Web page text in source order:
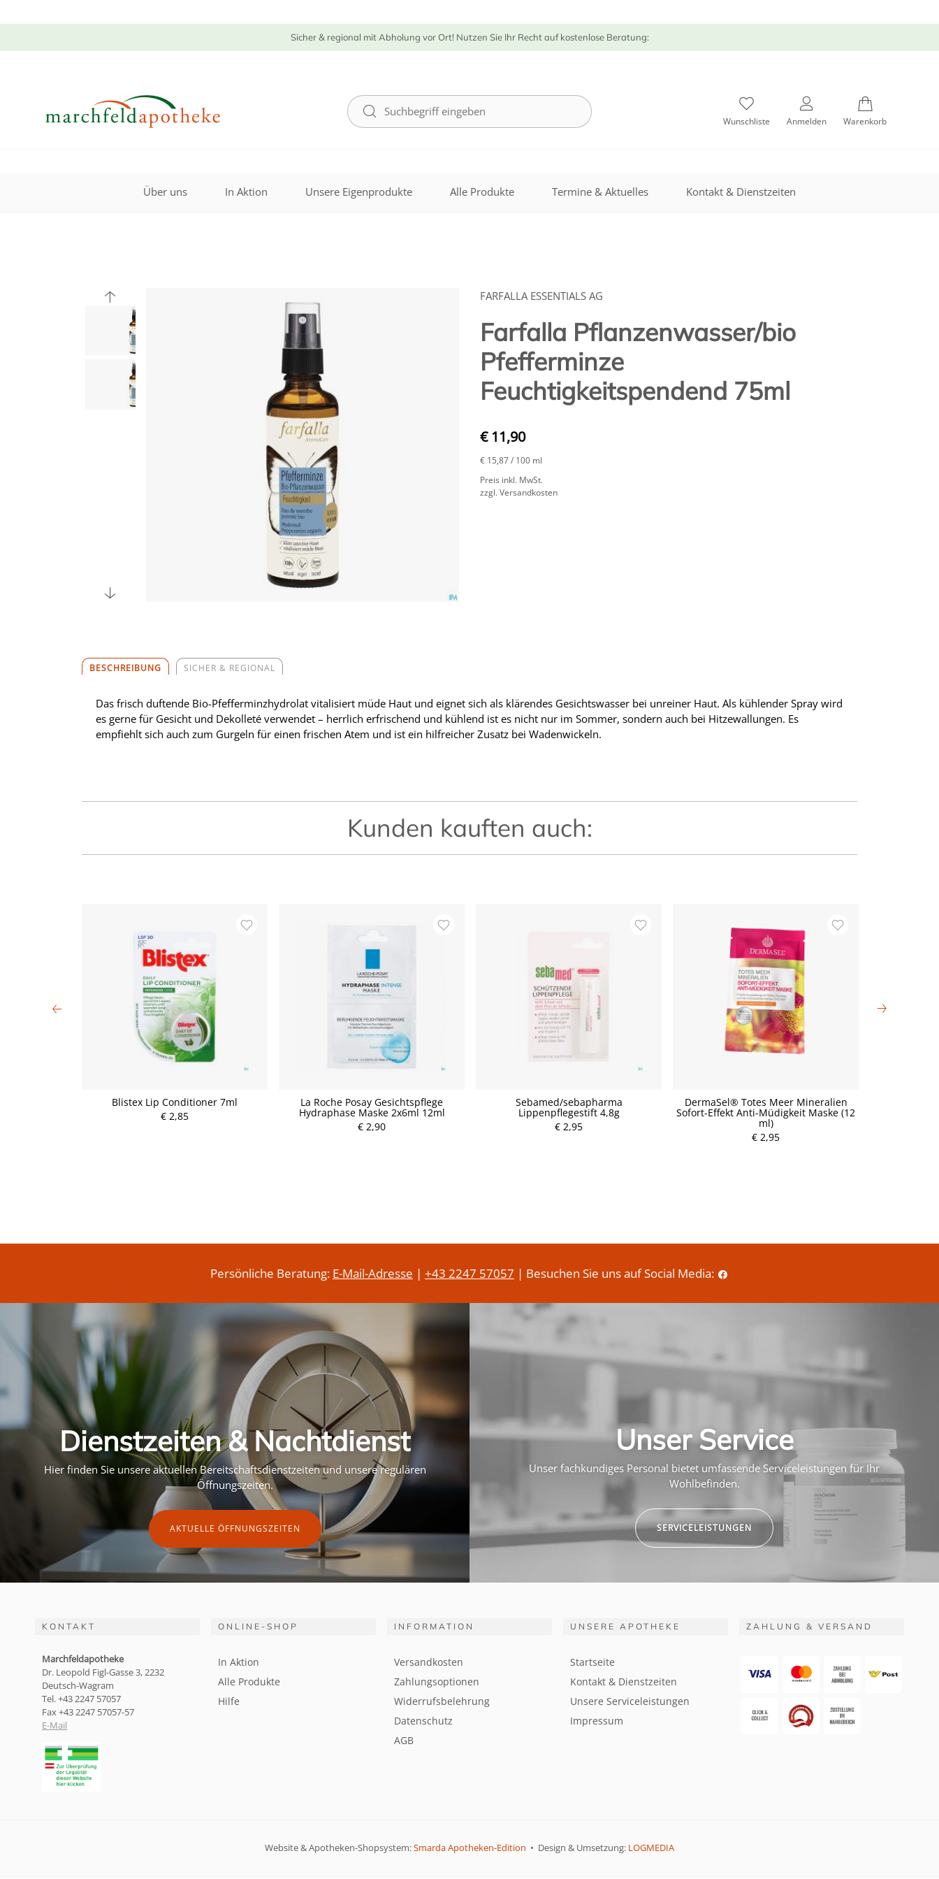
Sicher & regional mit Abholung vor Ort! Nutzen Sie Ihr Recht auf kostenlose Beratung:
Wunschliste Anmelden Warenkorb
Über uns In Aktion Unsere Eigenprodukte Alle Produkte Termine & Aktuelles Kontakt & Dienstzeiten
FARFALLA ESSENTIALS AG
Farfalla Pflanzenwasser/bio
Pfefferminze
Feuchtigkeitspendend 75ml
€ 11,90
€ 15,87/ 100 ml
Preis inkl. MwSt.
zzgl. Versandkosten
BESCHREIBUNG SICHER & REGIONAL
Das frisch duftende Bio-Pfefferminzhydrolat vitalisiert müde Haut und eignet sich als klärendes Gesichtswasser bei unreiner Haut. Als kühlender Spray wird
es gerne für Gesicht und Dekolleté verwendet – herrlich erfrischend und kühlend ist es nicht nur im Sommer, sondern auch bei Hitzewallungen. Es
empfiehlt sich auch zum Gurgeln für einen frischen Atem und ist ein hilfreicher Zusatz bei Wadenwickeln.
Kunden kauften auch:
Blistex Lip Conditioner 7ml
€ 2,85
La Roche Posay Gesichtspflege
Hydraphase Maske 2x6ml 12ml
€ 2,90
Sebamed/sebapharma
Lippenpflegestift 4,8g
€ 2,95
DermaSel® Totes Meer Mineralien
Sofort-Effekt Anti-Müdigkeit Maske (12
ml)
€ 2,95
P P
r
Persönliche Beratung: E-Mail-Adresse | +43 2247 57057 | Besuchen Sie uns auf Social Media:
Dienstzeiten & Nachtdienst
Hier finden Sie unsere aktuellen Bereitschaftsdienstzeiten und unsere regulären
Öffnungszeiten.
AKTUELLE ÖFFNUNGSZEITEN
Unser Service
Unser fachkundiges Personal bietet umfassende Serviceleistungen für Ihr
Wohlbefinden.
SERVICELEISTUNGEN
KONTAKT
Marchfeldapotheke
Dr. Leopold Figl-Gasse 3, 2232
Deutsch-Wagram
Tel. +43 2247 57057
Fax +43 2247 57057-57
E-Mail
ONLINE-SHOP
In Aktion
Alle Produkte
Hilfe
INFORMATION
Versandkosten
Zahlungsoptionen
Widerrufsbelehrung
Datenschutz
AGB
UNSERE APOTHEKE
Startseite
Kontakt & Dienstzeiten
Unsere Serviceleistungen
Impressum
ZAHLUNG & VERSAND
Website & Apotheken-Shopsystem:Smarda Apotheken-Edition • Design & Umsetzung: LOGMEDIA